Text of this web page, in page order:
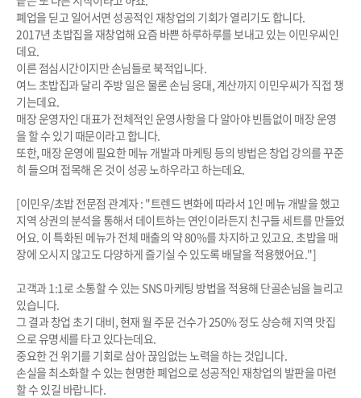
폐업을 딛고 일어서면 성공적인 재창업의 기회가 열리기도 합니다.
2017년 초밥집을 재창업해 요즘 바쁜 하루하루를 보내고 있는 이민우씨인
데요.
이른 점심시간이지만 손님들로 북적입니다.
여느 초밥집과 달리 주방 일은 물론 손님 응대, 계산까지 이민우씨가 직접 챙
기는데요.
매장 운영자인 대표가 전체적인 운영사항을 다 알아야 빈틈없이 매장 운영
을 할 수 있기 때문이라고 합니다.
또한, 매장 운영에 필요한 메뉴 개발과 마케팅 등의 방법은 창업 강의를 꾸준
히 들으며 접목해 온 것이 성공 노하우라고 하는데요.
[이민우/초밥 전문점 관계자 : "트렌드 변화에 따라서 1인 메뉴 개발을 했고
지역 상권의 분석을 통해서 데이트하는 연인이라든지 친구들 세트를 만들었
어요. 이 특화된 메뉴가 전체 매출의 약 80%를 차지하고 있고요. 초밥을 매
장에 오시지 않고도 다양하게 즐기실 수 있도록 배달을 적용했어요."]
고객과 1:1로 소통할 수 있는 SNS 마케팅 방법을 적용해 단골손님을 늘리고
있습니다.
그 결과 창업 초기 대비, 현재 월 주문 건수가 250% 정도 상승해 지역 맛집
으로 유명세를 타고 있다는데요.
중요한 건 위기를 기회로 삼아 끊임없는 노력을 하는 것입니다.
손실을 최소화할 수 있는 현명한 폐업으로 성공적인 재창업의 발판을 마련
할 수 있길 바랍니다.